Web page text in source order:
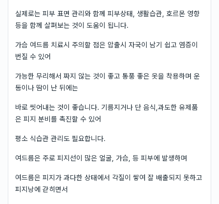
실제로는 피부 표면 관리와 함께 피부상태, 생활습관, 호르몬 영향
등을 함께 살펴보는 것이 도움이 됩니다.
가슴 여드름 치료시 주의할 점은 압출시 자국이 남기 쉽고 염증이
번질 수 있어
가능한 무리해서 짜지 않는 것이 좋고 통풍 좋은 옷을 착용하며 운
동이나 땀이 난 뒤에는
바로 씻어내는 것이 좋습니다. 기름지거나 단 음식,과도한 유제품
은 피지 분비를 촉진할 수 있어
평소 식습관 관리도 필요합니다.
여드름은 주로 피지선이 많은 얼굴, 가슴, 등 피부에 발생하며
여드름은 피지가 과다한 상태에서 각질이 쌓여 잘 배출되지 못하고
피지낭에 갇히면서